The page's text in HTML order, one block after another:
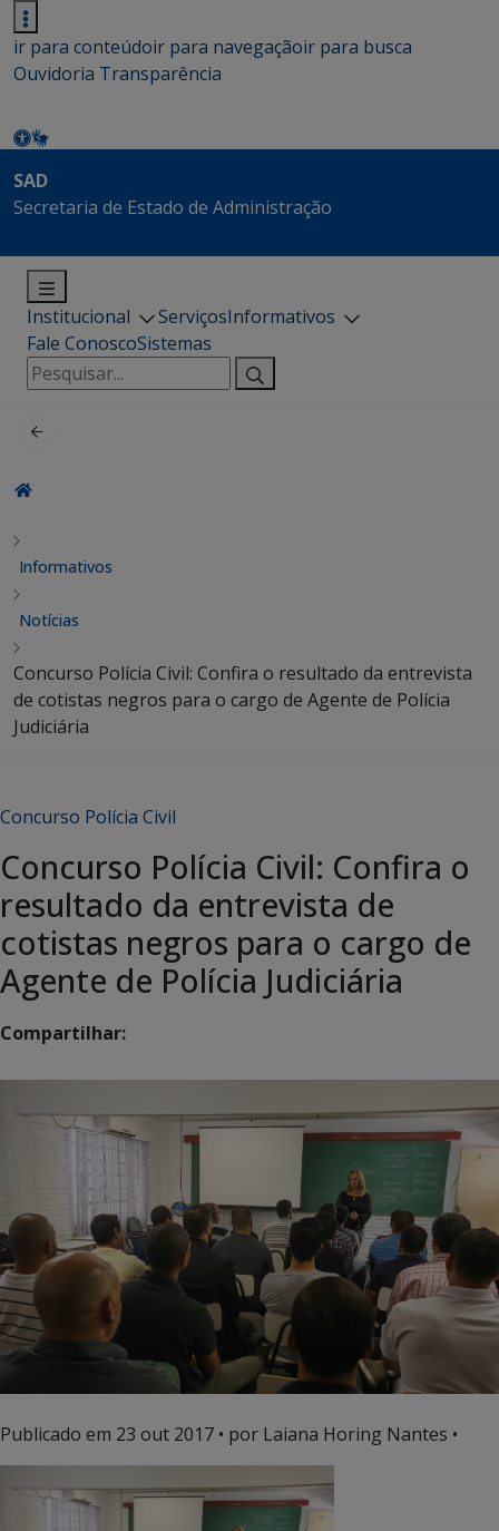
ir para conteúdoir para navegaçãoir para busca
Ouvidoria Transparência
SAD
Secretaria de Estado de Administração
Institucional ServiçosInformativos
Fale ConoscoSistemas
Pesquisar
por:
Informativos
Notícias
Concurso Polícia Civil: Confira o resultado da entrevista
de cotistas negros para o cargo de Agente de Polícia
Judiciária
Concurso Polícia Civil
Concurso Polícia Civil: Confira o
resultado da entrevista de
cotistas negros para o cargo de
Agente de Polícia Judiciária
Compartilhar:
Publicado em 23 out 2017 • por Laiana Horing Nantes •